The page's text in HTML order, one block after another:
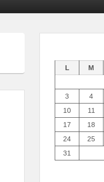
L M
3
4
10
11
17
18
24
25
31